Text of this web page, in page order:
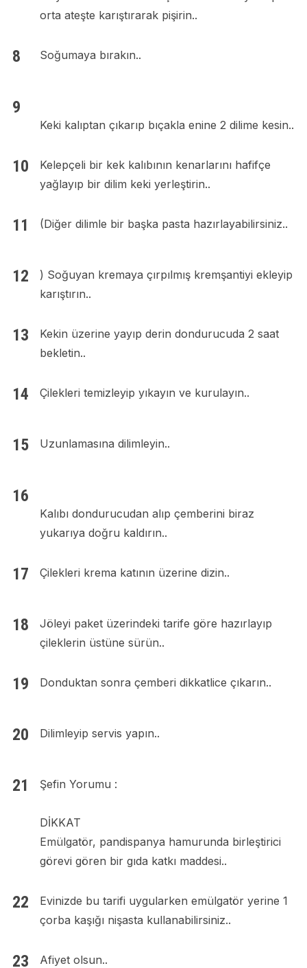
orta ateşte karıştırarak pişirin..
Soğumaya bırakın..
Keki kalıptan çıkarıp bıçakla enine 2 dilime kesin..
Kelepçeli bir kek kalıbının kenarlarını hafifçe
yağlayıp bir dilim keki yerleştirin..
(Diğer dilimle bir başka pasta hazırlayabilirsiniz..
) Soğuyan kremaya çırpılmış kremşantiyi ekleyip
karıştırın..
Kekin üzerine yayıp derin dondurucuda 2 saat
bekletin..
Çilekleri temizleyip yıkayın ve kurulayın..
Uzunlamasına dilimleyin..
Kalıbı dondurucudan alıp çemberini biraz
yukarıya doğru kaldırın..
Çilekleri krema katının üzerine dizin..
Jöleyi paket üzerindeki tarife göre hazırlayıp
çileklerin üstüne sürün..
Donduktan sonra çemberi dikkatlice çıkarın..
Dilimleyip servis yapın..
Şefin Yorumu :
DİKKAT
Emülgatör, pandispanya hamurunda birleştirici
görevi gören bir gıda katkı maddesi..
Evinizde bu tarifi uygularken emülgatör yerine 1
çorba kaşığı nişasta kullanabilirsiniz..
Afiyet olsun..